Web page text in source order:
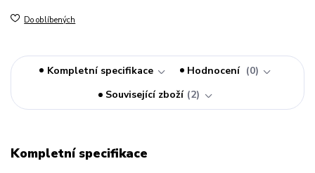
Do oblíbených
Kompletní specifikace Hodnocení
0
Související zboží 2
Kompletní specifikace